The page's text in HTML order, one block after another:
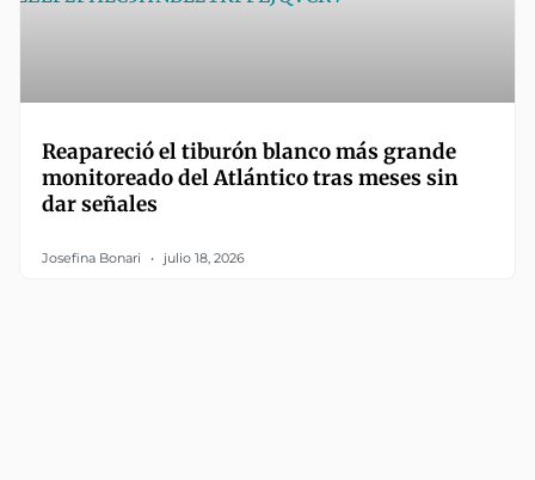
Reapareció el tiburón blanco más grande
monitoreado del Atlántico tras meses sin
dar señales
Josefina Bonari julio 18, 2026